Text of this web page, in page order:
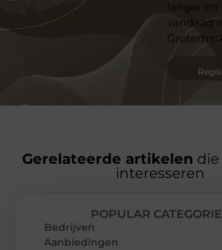
langer
vandaag
Gerelateerde artikelen
interesseren
POPULAR
Bedrijven
Aanbiedingen